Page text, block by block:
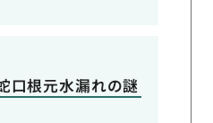
口根元水漏れの謎